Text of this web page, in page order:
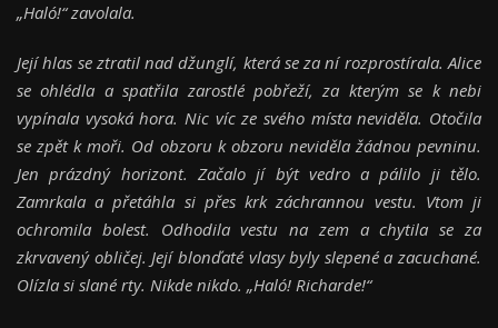
„Haló!“zavolala.
Její hlas se ztratil nad džunglí, která se za ní rozprostírala. Alice
se ohlédla a spatřila zarostlé pobřeží, za kterým se k nebi
vypínala vysoká hora. Nic víc ze svého místa neviděla. Otočila
se zpět k moři. Od obzoru k obzoru neviděla žádnou pevninu.
Jen prázdný horizont. Začalo jí být vedro a pálilo ji tělo.
Zamrkala a přetáhla si přes krk záchrannou vestu. Vtom ji
ochromila bolest. Odhodila vestu na zem a chytila se za
zkrvavený obličej. Její blonďaté vlasy byly slepené a zacuchané.
Olízla si slané rty. Nikde nikdo. „Haló! Richarde!“